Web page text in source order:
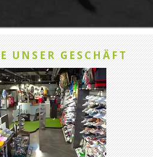
UNSER GESCHÄFT